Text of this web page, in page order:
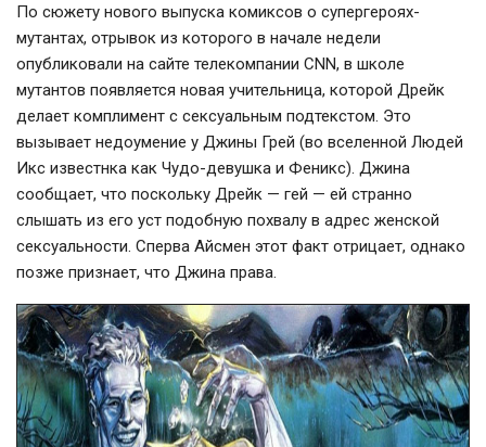
По сюжету нового выпуска комиксов о супергероях-
мутантах, отрывок из которого в начале недели
опубликовали на сайте телекомпании CNN, в школе
мутантов появляется новая учительница, которой Дрейк
делает комплимент с сексуальным подтекстом. Это
вызывает недоумение у Джины Грей (во вселенной Людей
Икс известнка как Чудо-девушка и Феникс). Джина
сообщает, что поскольку Дрейк — гей — ей странно
слышать из его уст подобную похвалу в адрес женской
сексуальности. Сперва Айсмен этот факт отрицает, однако
позже признает, что Джина права.